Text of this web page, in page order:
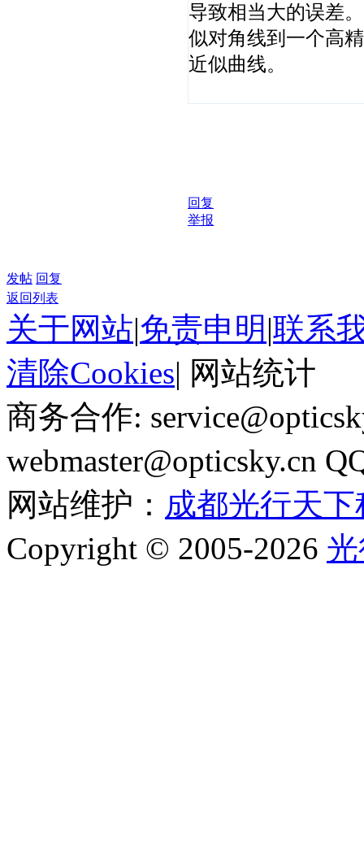
导致相当大的误差
似对角线到一个高
近似曲线。
回复
举报
发帖 回复
返回列表
关于网站|免责申明 |联系
清除Cookies| 网站统计
商务合作:
webmaster@opticsky.cn
网站维护： 成都光行天
Copyright © 2005-2026